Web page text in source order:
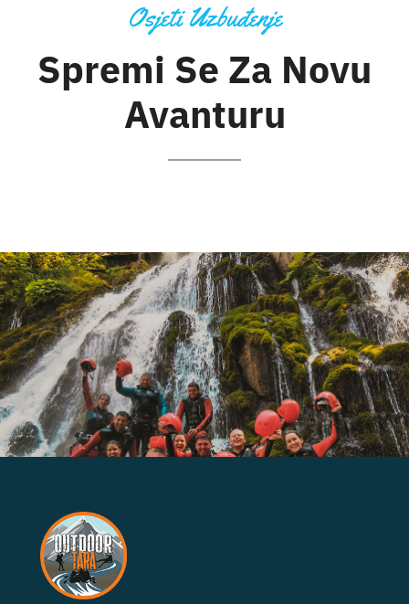
Osjeti Uzbuđenje
Spremi Se Za Novu
Avanturu